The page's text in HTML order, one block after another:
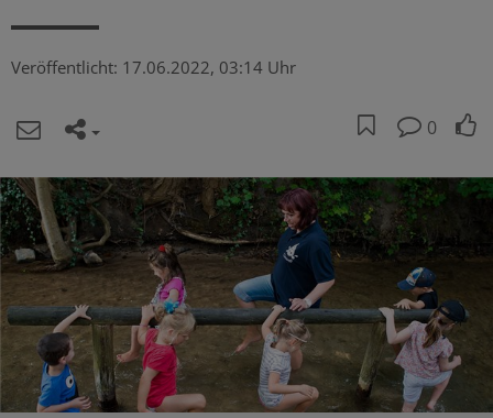
Veröffentlicht: 17.06.2022, 03:14 Uhr
0